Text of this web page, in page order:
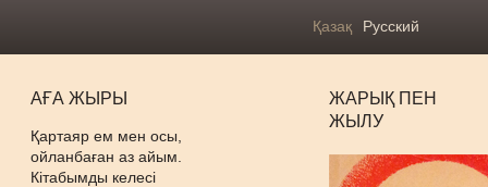
Қазақ Русский
АҒА ЖЫРЫ
Қартаяр ем мен осы,
ойланбаған аз айым.
Кітабымды келесі
ЖАРЫҚ ПЕН
ЖЫЛУ